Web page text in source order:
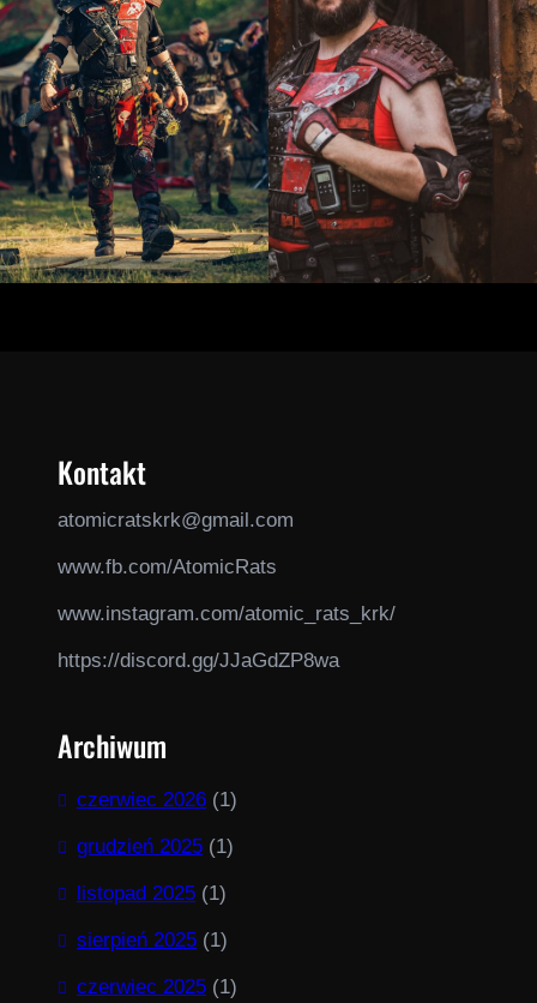
Kontakt
atomicratskrk@gmail.com​
www.fb.com/AtomicRats
www.instagram.com/atomic_rats_krk/
https://discord.gg/JJaGdZP8wa
Archiwum
czerwiec 2026 (1)
grudzień 2025 (1)
listopad 2025 (1)
sierpień 2025 (1)
czerwiec 2025 (1)